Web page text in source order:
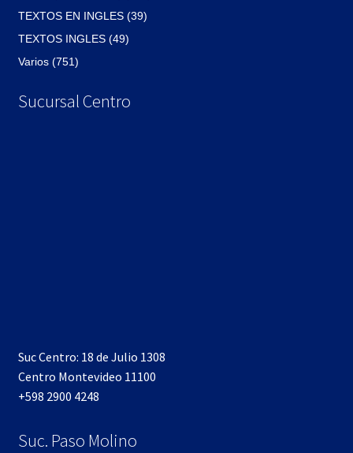
TEXTOS EN INGLES (39)
TEXTOS INGLES (49)
Varios (751)
Sucursal Centro
Suc Centro: 18 de Julio 1308
Centro Montevideo 11100
+598 2900 4248
Suc. Paso Molino